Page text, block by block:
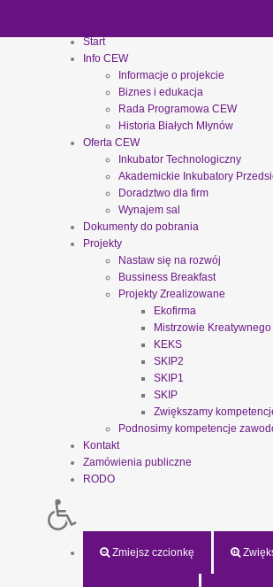
Start
Info CEW
Informacje o projekcie
Biznes i edukacja
Rada Programowa CEW
Historia Białych Młynów
Oferta CEW
Inkubator Technologiczny
Akademickie Inkubatory
Doradztwo dla firm
Wynajem sal
Dokumenty do pobrania
Projekty
Nastaw się na rozwój
Bussiness Breakfast
Projekty Zrealizowane
Ekofirma
Mistrzowie
KEKS
SKIP2
SKIP1
SKIP
Zwiększamy
Podnosimy kompetencje
Kontakt
Zamówienia publiczne
RODO
Zmiejsz czcionkę